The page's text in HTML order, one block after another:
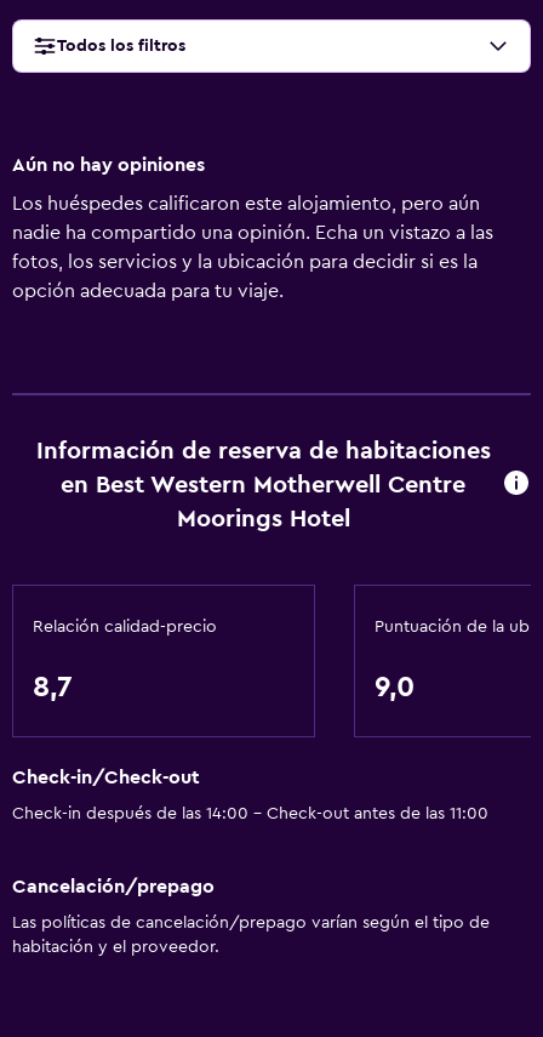
Todos los filtros
Aún no hay opiniones
Los huéspedes calificaron este alojamiento, pero aún
nadie ha compartido una opinión. Echa un vistazo a las
fotos, los servicios y la ubicación para decidir si es la
opción adecuada para tu viaje.
Información de reserva de habitaciones
en Best Western Motherwell Centre
Moorings Hotel
Relación calidad-precio
8,7
Puntuación de la
9,0
Check-in/Check-out
Check-in después de las 14:00 - Check-out antes de las 11:00
Cancelación/prepago
Las políticas de cancelación/prepago varían según el tipo de
habitación y el proveedor.